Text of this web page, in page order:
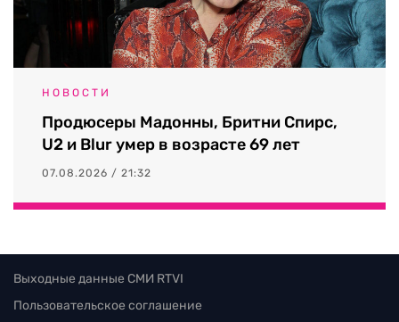
НОВОСТИ
Продюсеры Мадонны, Бритни Спирс,
U2 и Blur умер в возрасте 69 лет
07.08.2026 / 21:32
Выходные данные СМИ RTVI
Пользовательское соглашение